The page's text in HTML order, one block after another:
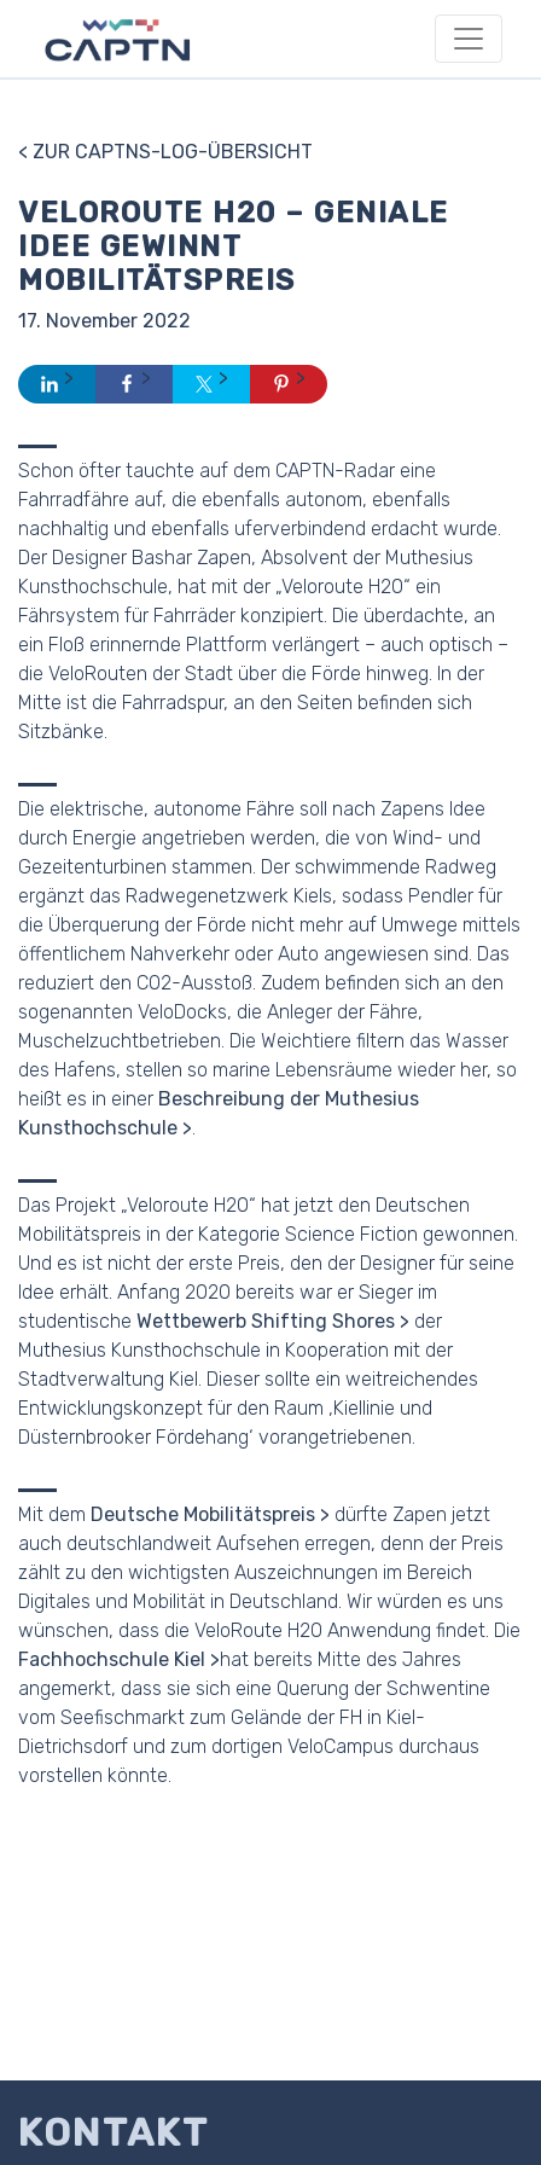
< ZUR CAPTNS-LOG-ÜBERSICHT
VELOROUTE H20 – GENIALE
IDEE GEWINNT
MOBILITÄTSPREIS
17. November 2022
Schon öfter tauchte auf dem CAPTN-Radar eine
Fahrradfähre auf, die ebenfalls autonom, ebenfalls
nachhaltig und ebenfalls uferverbindend erdacht wurde.
Der Designer Bashar Zapen, Absolvent der Muthesius
Kunsthochschule, hat mit der „Veloroute H20“ ein
Fährsystem für Fahrräder konzipiert. Die überdachte, an
ein Floß erinnernde Plattform verlängert – auch optisch –
die VeloRouten der Stadt über die Förde hinweg. In der
Mitte ist die Fahrradspur, an den Seiten befinden sich
Sitzbänke.
Die elektrische, autonome Fähre soll nach Zapens Idee
durch Energie angetrieben werden, die von Wind- und
Gezeitenturbinen stammen. Der schwimmende Radweg
ergänzt das Radwegenetzwerk Kiels, sodass Pendler für
die Überquerung der Förde nicht mehr auf Umwege mittels
öffentlichem Nahverkehr oder Auto angewiesen sind. Das
reduziert den CO2-Ausstoß. Zudem befinden sich an den
sogenannten VeloDocks, die Anleger der Fähre,
Muschelzuchtbetrieben. Die Weichtiere filtern das Wasser
des Hafens, stellen so marine Lebensräume wieder her, so
heißt es in einer Beschreibung der Muthesius
Kunsthochschule
.
Das Projekt „Veloroute H20“ hat jetzt den Deutschen
Mobilitätspreis in der Kategorie Science Fiction gewonnen.
Und es ist nicht der erste Preis, den der Designer für seine
Idee erhält. Anfang 2020 bereits war er Sieger im
studentische Wettbewerb Shifting Shores
der
Muthesius Kunsthochschule in Kooperation mit der
Stadtverwaltung Kiel. Dieser sollte ein weitreichendes
Entwicklungskonzept für den Raum ‚Kiellinie und
Düsternbrooker Fördehang‘ vorangetriebenen.
Mit dem Deutsche Mobilitätspreis
dürfte Zapen jetzt
auch deutschlandweit Aufsehen erregen, denn der Preis
zählt zu den wichtigsten Auszeichnungen im Bereich
Digitales und Mobilität in Deutschland. Wir würden es uns
wünschen, dass die VeloRoute H2O Anwendung findet. Die
Fachhochschule Kiel
hat bereits Mitte des Jahres
angemerkt, dass sie sich eine Querung der Schwentine
vom Seefischmarkt zum Gelände der FH in Kiel-
Dietrichsdorf und zum dortigen VeloCampus durchaus
vorstellen könnte.
KONTAKT